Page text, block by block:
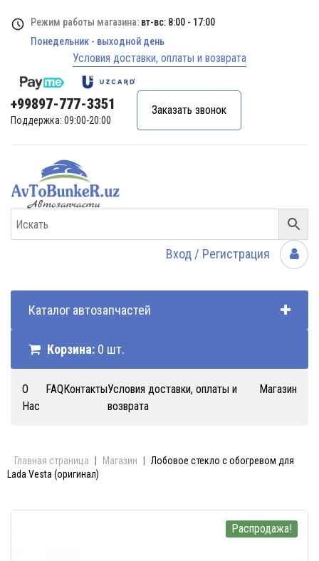
Режим работы магазина: вт-вс: 8:00 - 17:00
Понедельник - выходной день
Условия доставки, оплаты и возврата
+99897-777-3351
Поддержка: 09:00-20:00
Заказать звонок
Вход / Регистрация
Каталог автозапчастей
Корзина: 0 шт.
О
Нас
FAQКонтактыУсловия доставки, оплаты и
возврата
Магазин
Главная страница Магазин
Лобовое стекло с обогревом для
Lada Vesta (оригинал)
Распродажа!